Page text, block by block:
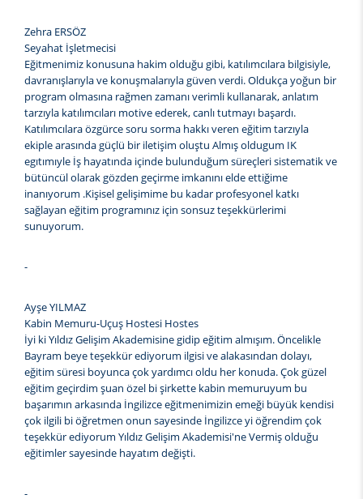
Zehra ERSÖZ
Seyahat İşletmecisi
Eğitmenimiz konusuna hakim olduğu gibi, katılımcılara bilgisiyle,
davranışlarıyla ve konuşmalarıyla güven verdi. Oldukça yoğun bir
program olmasına rağmen zamanı verimli kullanarak, anlatım
tarzıyla katılımcıları motive ederek, canlı tutmayı başardı.
Katılımcılara özgürce soru sorma hakkı veren eğitim tarzıyla
ekiple arasında güçlü bir iletişim oluştu Almış oldugum IK
egıtımıyle İş hayatında içinde bulunduğum süreçleri sistematik ve
bütüncül olarak gözden geçirme imkanını elde ettiğime
inanıyorum .Kişisel gelişimime bu kadar profesyonel katkı
sağlayan eğitim programınız için sonsuz teşekkürlerimi
sunuyorum.
-
Ayşe YILMAZ
Kabin Memuru-Uçuş Hostesi Hostes
İyi ki Yıldız Gelişim Akademisine gidip eğitim almışım. Öncelikle
Bayram beye teşekkür ediyorum ilgisi ve alakasından dolayı,
eğitim süresi boyunca çok yardımcı oldu her konuda. Çok güzel
eğitim geçirdim şuan özel bi şirkette kabin memuruyum bu
başarımın arkasında İngilizce eğitmenimizin emeği büyük kendisi
çok ilgili bi öğretmen onun sayesinde İngilizce yi öğrendim çok
teşekkür ediyorum Yıldız Gelişim Akademisi'ne Vermiş olduğu
eğitimler sayesinde hayatım değişti.
-